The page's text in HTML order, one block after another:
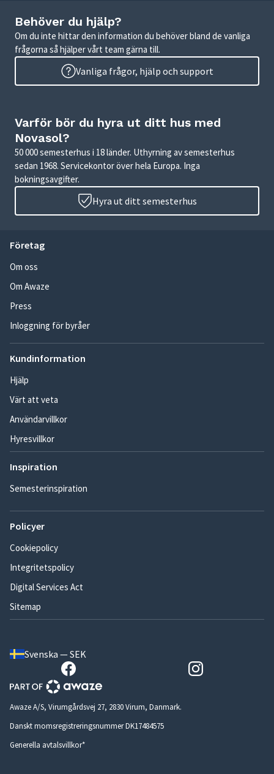
Behöver du hjälp?
Om du inte hittar den information du behöver bland de vanliga
frågorna så hjälper vårt team gärna till.
Vanliga frågor, hjälp och support
Varför bör du hyra ut ditt hus med
Novasol?
50 000 semesterhus i 18 länder. Uthyrning av semesterhus
sedan 1968. Servicekontor över hela Europa. Inga
bokningsavgifter.
Hyra ut ditt semesterhus
Företag
Om oss
Om Awaze
Press
Inloggning för byråer
Kundinformation
Hjälp
Värt att veta
Användarvillkor
Hyresvillkor
Inspiration
Semesterinspiration
Policyer
Cookiepolicy
Integritetspolicy
Digital Services Act
Sitemap
Svenska — SEK
Awaze A/S, Virumgårdsvej 27, 2830 Virum, Danmark.
Danskt momsregistreringsnummer DK17484575
Generella avtalsvillkor*